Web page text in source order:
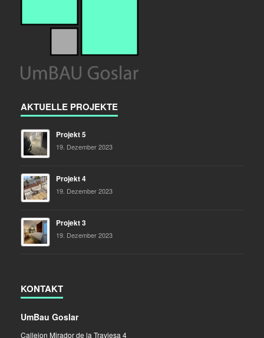
AKTUELLE PROJEKTE
Projekt 5
19. Dezember 2023
Projekt 4
19. Dezember 2023
Projekt 3
19. Dezember 2023
KONTAKT
UmBau Goslar
Callejon Mirador de la Traviesa 4